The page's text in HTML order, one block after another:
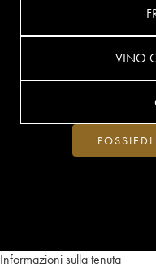
Informazioni sulla tenuta
VINO